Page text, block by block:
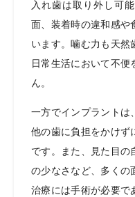
入れ歯は取り外し可
面、装着時の違和感や
います。噛む力も天然
日常生活において不
ん。
一方でインプラントは
他の歯に負担をかけず
です。また、見た目の
の少なさなど、多くの
治療には手術が必要で